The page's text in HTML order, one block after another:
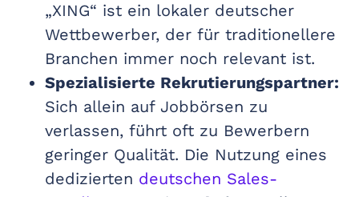
„XING“ ist ein lokaler deutscher
Wettbewerber, der für traditionellere
Branchen immer noch relevant ist.
Spezialisierte Rekrutierungspartner:
Sich allein auf Jobbörsen zu
verlassen, führt oft zu Bewerbern
geringer Qualität. Die Nutzung eines
dedizierten deutschen Sales-